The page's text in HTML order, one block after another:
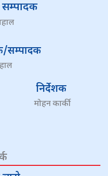
सम्पादक
सम्पादक
निर्देशक
मोहन कार्की